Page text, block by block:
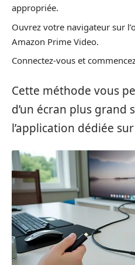
appropriée.
Ouvrez votre navigateur sur
Amazon Prime Video.
Connectez-vous et
Cette méthode vous
d’un écran plus grand
l’application dédiée